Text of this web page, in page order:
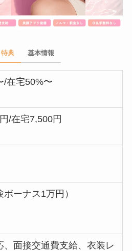
典 基本情報
/在宅50%〜
/在宅7,500円
ーナス1万円）
、面接交通費支給、衣装レ